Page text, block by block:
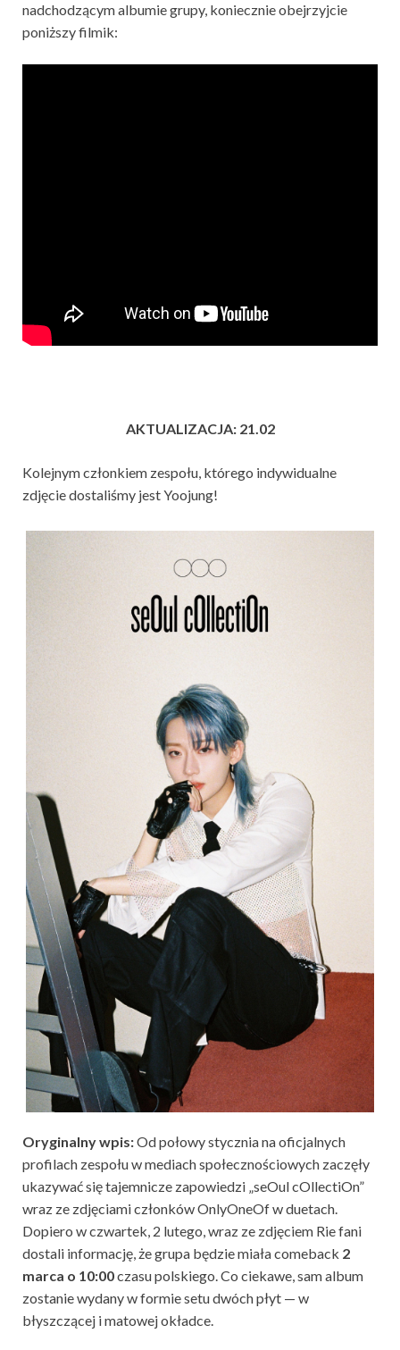
nadchodzącym albumie grupy, koniecznie obejrzyjcie
poniższy filmik:
AKTUALIZACJA: 21.02
Kolejnym członkiem zespołu, którego indywidualne
zdjęcie dostaliśmy jest Yoojung!
Oryginalny wpis:Od połowy stycznia na oficjalnych
profilach zespołu w mediach społecznościowych zaczęły
ukazywać się tajemnicze zapowiedzi „ seOul cOllectiOn”
wraz ze zdjęciami członków OnlyOneOf w duetach.
Dopiero w czwartek, 2 lutego, wraz ze zdjęciem Rie fani
dostali informację, że grupa będzie miała comeback 2
marca o 10:00czasu polskiego. Co ciekawe, sam album
zostanie wydany w formie setu dwóch płyt — w
błyszczącej i matowej okładce.